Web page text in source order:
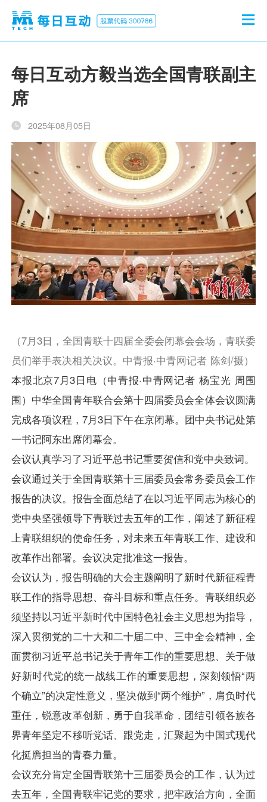
首页
公司介绍
产品业务
新闻中心
投资者关系
联系我们
加入我们
每日互动方毅当选全国青联副主
席
2025年08月05日
（7月3日，全国青联十四届全委会闭幕会会场，青联委
员们举手表决相关决议。中青报·中青网记者 陈剑/摄）
本报北京7月3日电（中青报·中青网记者 杨宝光 周围
围）中华全国青年联合会第十四届委员会全体会议圆满
完成各项议程，7月3日下午在京闭幕。团中央书记处第
一书记阿东出席闭幕会。
会议认真学习了习近平总书记重要贺信和党中央致词。
会议通过关于全国青联第十三届委员会常务委员会工作
报告的决议。报告全面总结了在以习近平同志为核心的
党中央坚强领导下青联过去五年的工作，阐述了新征程
上青联组织的使命任务，对未来五年青联工作、建设和
改革作出部署。会议决定批准这一报告。
会议认为，报告明确的大会主题阐明了新时代新征程青
联工作的指导思想、奋斗目标和重点任务。青联组织必
须坚持以习近平新时代中国特色社会主义思想为指导，
深入贯彻党的二十大和二十届二中、三中全会精神，全
面贯彻习近平总书记关于青年工作的重要思想、关于做
好新时代党的统一战线工作的重要思想，深刻领悟“两
个确立”的决定性意义，坚决做到“两个维护”，肩负时代
重任，锐意改革创新，勇于自我革命，团结引领各族各
界青年坚定不移听党话、跟党走，汇聚起为中国式现代
化挺膺担当的青春力量。
会议充分肯定全国青联第十三届委员会的工作，认为过
去五年，全国青联牢记党的要求，把牢政治方向，全面